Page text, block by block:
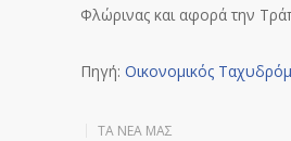
Φλώρινας και αφορά την
Πηγή: Οικονομικός
ΤΑ ΝΈΑ ΜΑΣ